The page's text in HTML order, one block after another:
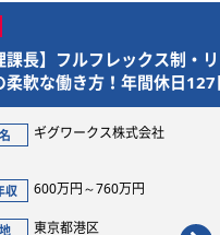
ス制・リモート
休日127日でプ
組織
営判
勤